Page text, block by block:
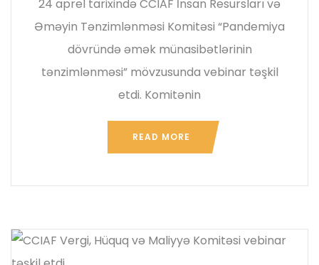
24 aprel tarixində CCIAF İnsan Resursları və
Əməyin Tənzimlənməsi Komitəsi “Pandemiya
dövründə əmək münasibətlərinin
tənzimlənməsi” mövzusunda vebinar təşkil
etdi. Komitənin
READ MORE